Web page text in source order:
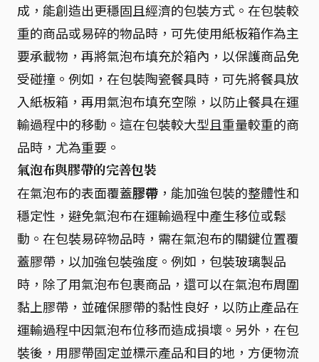
成，能創造出更穩固且經濟的包裝方式。在包裝較
重的商品或易碎的物品時，可先使用紙板箱作為主
要承載物，再將氣泡布填充於箱內，以保護商品免
受碰撞。例如，在包裝陶瓷餐具時，可先將餐具放
入紙板箱，再用氣泡布填充空隙，以防止餐具在運
輸過程中的移動。這在包裝較大型且重量較重的商
品時，尤為重要。
氣泡布與膠帶的完善包裝
在氣泡布的表面覆蓋膠帶 ，能加強包裝的整體性和
穩定性，避免氣泡布在運輸過程中產生移位或鬆
動。在包裝易碎物品時，需在氣泡布的關鍵位置覆
蓋膠帶，以加強包裝強度。例如，包裝玻璃製品
時，除了用氣泡布包裹商品，還可以在氣泡布周圍
黏上膠帶，並確保膠帶的黏性良好，以防止產品在
運輸過程中因氣泡布位移而造成損壞。另外，在包
裝後，用膠帶固定並標示產品和目的地，方便物流